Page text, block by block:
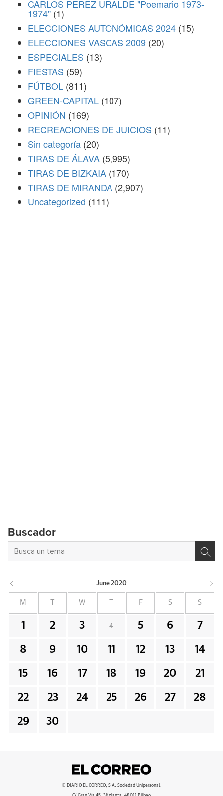
CARLOS PEREZ URALDE "Poemario 1973-
1974" (1)
ELECCIONES AUTONÓMICAS 2024 (15)
ELECCIONES VASCAS 2009 (20)
ESPECIALES (13)
FIESTAS (59)
FÚTBOL (811)
GREEN-CAPITAL (107)
OPINIÓN (169)
RECREACIONES DE JUICIOS (11)
Sin categoría (20)
TIRAS DE ÁLAVA (5,995)
TIRAS DE BIZKAIA (170)
TIRAS DE MIRANDA (2,907)
Uncategorized (111)
Buscador
June 2020
M T W T F S S
1 2 3 4 5 6 7
8 9 10 11 12 13 14
15 16 17 18 19 20 21
22 23 24 25 26 27 28
29 30
© DIARIO EL CORREO, S.A. Sociedad Unipersonal.